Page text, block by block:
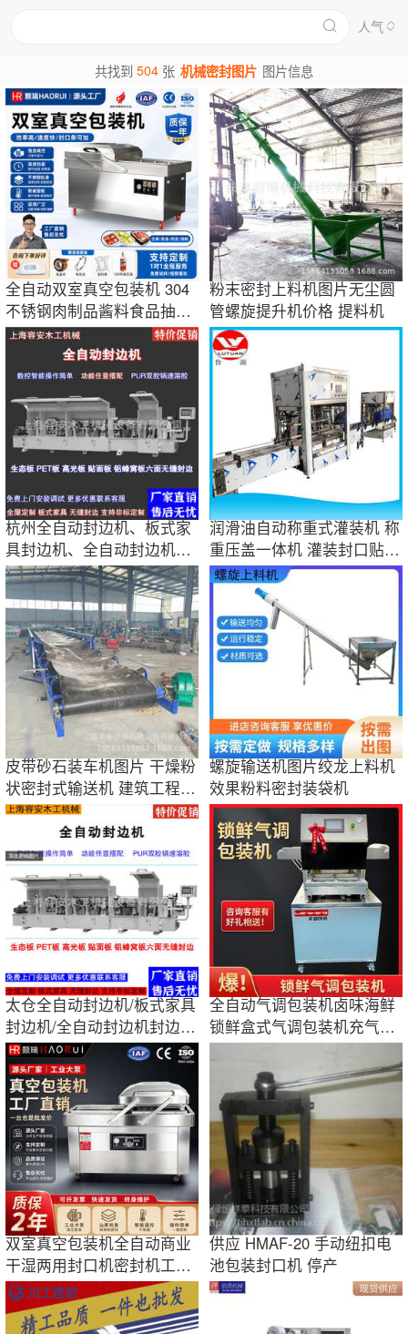
人气
共找到504 张 机械密封图片 图片信息
全自动双室真空包装机 304
不锈钢肉制品酱料食品抽真
空封口设备
粉末密封上料机图片无尘圆
管螺旋提升机价格 提料机
杭州全自动封边机、板式家
具封边机、全自动封边机封
边效果、图片
润滑油自动称重式灌装机 称
重压盖一体机 灌装封口贴标
机图片
皮带砂石装车机图片 干燥粉
状密封式输送机 建筑工程石
子运输机
螺旋输送机图片绞龙上料机
效果粉料密封装袋机
太仓全自动封边机/板式家具
封边机/全自动封边机封边效
果/图片
全自动气调包装机卤味海鲜
锁鲜盒式气调包装机充气封
口机商用大型
双室真空包装机全自动商业
干湿两用封口机密封机工业
塑封机食品
供应 HMAF-20 手动纽扣电
池包装封口机 停产